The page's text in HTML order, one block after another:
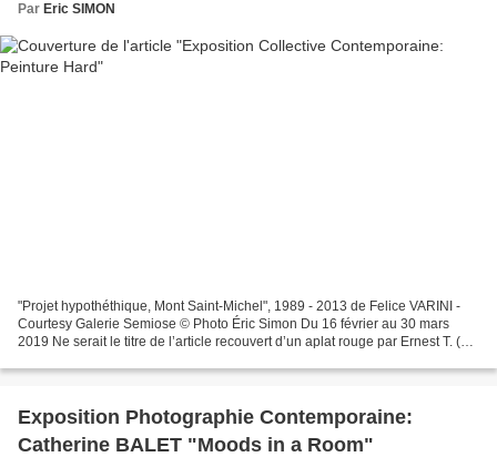
Par Eric SIMON
"Projet hypothéthique, Mont Saint-Michel", 1989 - 2013 de Felice VARINI -
Courtesy Galerie Semiose © Photo Éric Simon Du 16 février au 30 mars
2019 Ne serait le titre de l’article recouvert d’un aplat rouge par Ernest T. (et
Exposition Photographie Contemporaine:
Catherine BALET "Moods in a Room"